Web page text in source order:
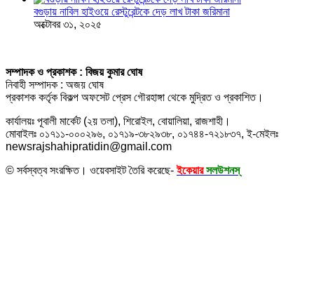
বগুড়ায় নাবিল হাইওয়ে রেস্টুরেন্টকে দেড় লাখ টাকা জরিমানা
অক্টোবর ৩১, ২০২৫
সম্পাদক ও প্রকাশক : বিজয় কুমার ঘোষ
নিবাহী সম্পাদক : অজয় ঘোষ
প্রকাশক কর্তৃক বিকল্প অফসেট প্রেস গৌরহাঙ্গা থেকে মুদ্রিত ও প্রকাশিত।
কার্যালয়ঃ পূবালী মার্কেট (২য় তলা), শিরোইল, বোয়ালিয়া, রাজশাহী।
মোবাইলঃ ০১৭১১-০০০২৯৬, ০১৭১৯-৩৮২৯৩৮, ০১৭৪৪-৭২১৮৩৭, ই-মেইলঃ
newsrajshahipratidin@gmail.com
© সর্বস্বত্ব সংরক্ষিত। ওয়েবসাইট তৈরি করেছে-ইকেয়ার সলউশনস্